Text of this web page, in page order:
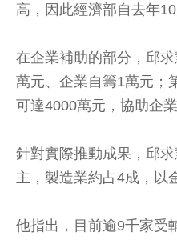
高，因此經濟部自去年
在企業補助的部分，邱
萬元、企業自籌1萬元；
可達4000萬元，協助企
針對實際推動成果，邱
主，製造業約占4成，以
他指出，目前逾9千家受